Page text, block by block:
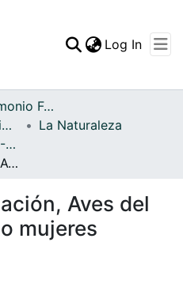
Statistics
Log In
Archivo del Patrimonio Fotográfico y Fílmico del Valle del Cauca
Fondo Archivo del Patrimonio Fotográfico y Fílmico del Valle del Cauca
La Naturaleza
APFFVC - Los Paisajes - Patrimonial
Flores de exportación, Aves del Paraiso, proyecto mujeres campesinas
Aves del
mujeres